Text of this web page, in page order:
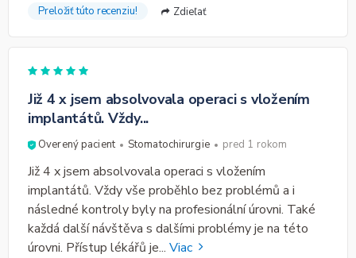
Preložiť túto recenziu! Zdieľať
Již 4 x jsem absolvovala operaci s vložením
implantátů. Vždy...
Overený pacient Stomatochirurgie pred 1 rokom
Již 4 x jsem absolvovala operaci s vložením
implantátů. Vždy vše proběhlo bez problémů a i
následné kontroly byly na profesionální úrovni. Také
každá další návštěva s dalšími problémy je na této
úrovni. Přístup lékářů je... Viac